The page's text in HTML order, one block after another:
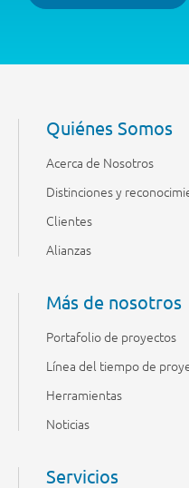
Quiénes Somos
Acerca de Nosotros
Distinciones y
Clientes
Alianzas
Más de nosotros
Portafolio de proyectos
Línea del tiempo de
Herramientas
Noticias
Servicios